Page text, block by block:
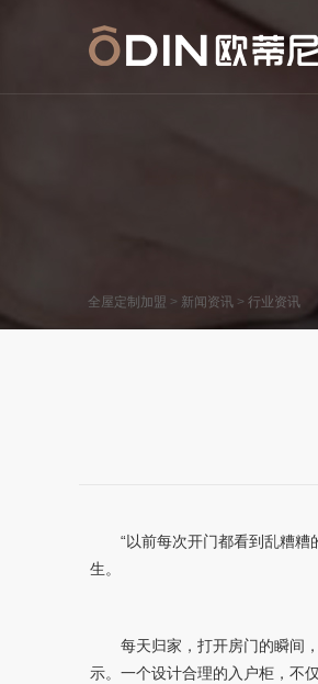
全屋定制加盟 > 新闻资讯 > 行业资讯
“以前每次开门都看到乱糟
生。
每天归家，打开房门的瞬间
示。一个设计合理的入户柜，不